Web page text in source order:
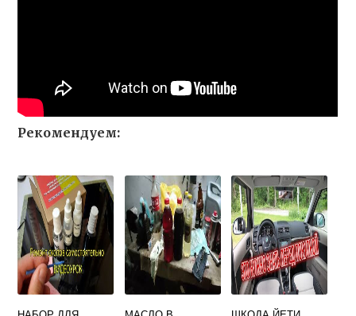
Рекомендуем: